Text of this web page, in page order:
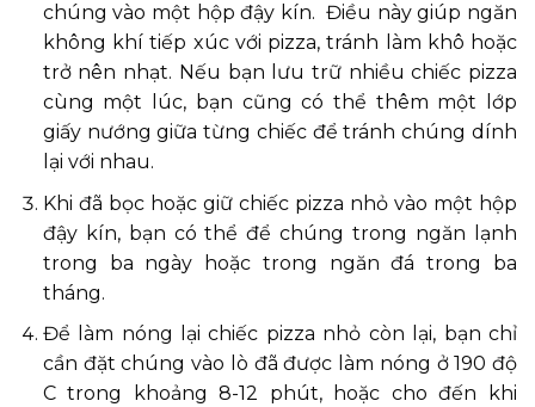
chúng vào một hộp đậy kín. Điều này giúp ngăn
không khí tiếp xúc với pizza, tránh làm khô hoặc
trở nên nhạt. Nếu bạn lưu trữ nhiều chiếc pizza
cùng một lúc, bạn cũng có thể thêm một lớp
giấy nướng giữa từng chiếc để tránh chúng dính
lại với nhau.
Khi đã bọc hoặc giữ chiếc pizza nhỏ vào một hộp
đậy kín, bạn có thể để chúng trong ngăn lạnh
trong ba ngày hoặc trong ngăn đá trong ba
tháng.
Để làm nóng lại chiếc pizza nhỏ còn lại, bạn chỉ
cần đặt chúng vào lò đã được làm nóng ở 190 độ
C trong khoảng 8-12 phút, hoặc cho đến khi